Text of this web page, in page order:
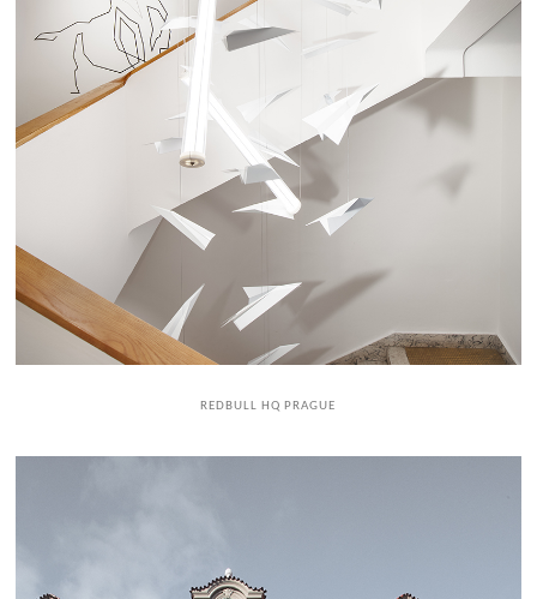
REDBULL HQ PRAGUE